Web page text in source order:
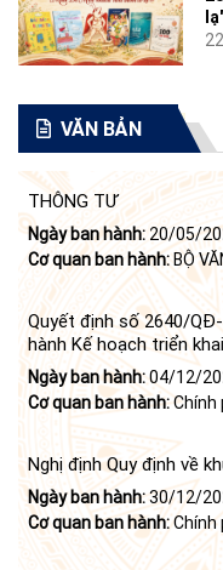
VĂN BẢN
THÔNG TƯ
Ngày ban hành: 20/05/
Cơ quan ban hành:BỘ
Quyết định số 2640/
hành Kế hoạch triển
ngày 21 tháng 6 năm
hiện Nghị quyết số 23-
của Bộ Chính trị (khóa
văn học, nghệ thuật
Ngày ban hành:04/12/
Cơ quan ban hành:Chính
Nghị định Quy định về
Ngày ban hành:30/12/
Cơ quan ban hành:Chính